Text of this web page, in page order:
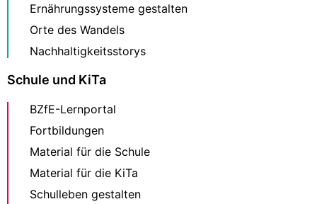
Ernährungssysteme gestalten
Orte des Wandels
Nachhaltigkeitsstorys
Schule und KiTa
BZfE-Lernportal
Fortbildungen
Material für die Schule
Material für die KiTa
Schulleben gestalten